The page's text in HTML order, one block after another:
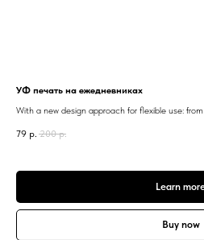
УФ печать на ежедневниках
With a new design approach for flexible use:
79 р. 200 р.
Learn
Buy now